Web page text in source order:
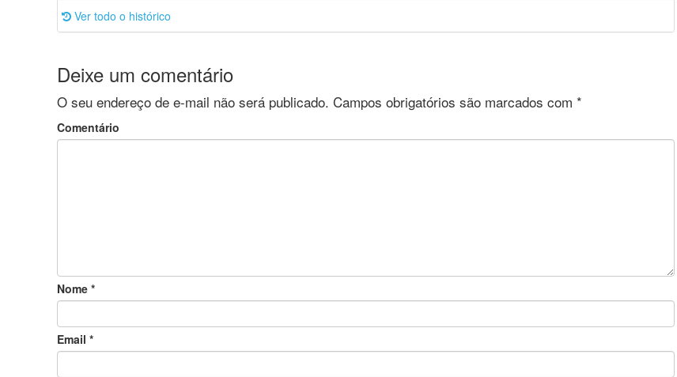
Ver todo o histórico
Deixe um comentário
O seu endereço de e-mail não será publicado. Campos obrigatórios são marcados com *
Comentário
Nome *
Email *